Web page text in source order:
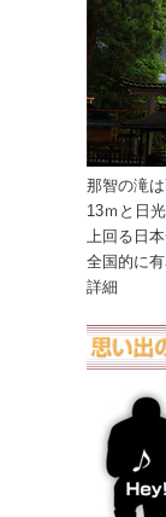
那智の滝
13ｍと日
上回る日
全国的に有
詳細